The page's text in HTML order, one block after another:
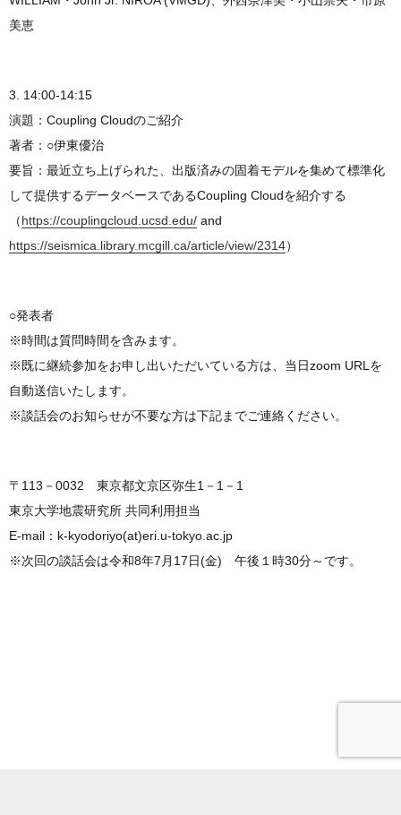
美恵
3. 14:00-14:15
演題：Coupling Cloudのご紹介
著者：○伊東優治
要旨：最近立ち上げられた、出版済みの固着モデルを集めて標準化
して提供するデータベースであるCoupling Cloudを紹介する
（https://couplingcloud.ucsd.edu/ and
https://seismica.library.mcgill.ca/article/view/2314）
○発表者
※時間は質問時間を含みます。
※既に継続参加をお申し出いただいている方は、当日zoom URLを
自動送信いたします。
※談話会のお知らせが不要な方は下記までご連絡ください。
〒113－0032 東京都文京区弥生1－1－1
東京大学地震研究所 共同利用担当
E-mail：k-kyodoriyo(at)eri.u-tokyo.ac.jp
※次回の談話会は令和8年7月17日(金) 午後１時30分～です。